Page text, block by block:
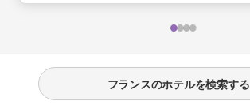
フランスのホテルを検索する